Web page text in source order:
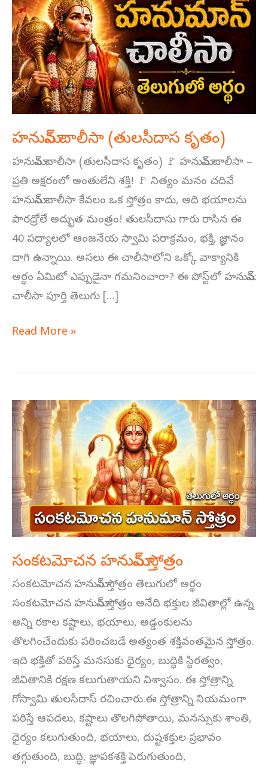
హనుమాన్ చాలీసా (తులసీదాస కృతం)
హనుమాన్ చాలీసా (తులసీదాస కృతం) 🚩 హనుమాన్ చాలీసా –
ప్రతి అక్షరంలో అంతులేని శక్తి! 🚩 నిత్యం మనం చదివే
హనుమాన్ చాలీసా కేవలం ఒక స్తోత్రం కాదు, అది భయాలను
పారద్రోలే అద్భుత మంత్రం! తులసీదాసు గారు రాసిన ఈ
40 పద్యాలలో ఆంజనేయ స్వామి పరాక్రమం, భక్తి, జ్ఞానం
దాగి ఉన్నాయి. అసలు ఈ చాలీసాలోని ఒక్కో వాక్యానికి
అర్థం ఏమిటో ఎప్పుడైనా గమనించారా? ఈ పోస్ట్‌లో హనుమాన్
చాలీసా పూర్తి తెలుగు […]
చాలీసా
(తులసీదాస
కృతం)
Read More »
సంకటమోచన హనుమాన్ స్తోత్రం
సంకటమోచన హనుమాన్ స్తోత్రం తెలుగులో అర్థం
సంకటమోచన హనుమాన్ స్తోత్రం అనేది భక్తుల జీవితాల్లో ఉన్న
అన్ని రకాల కష్టాలు, భయాలు, అడ్డంకులను
తొలగించేందుకు పఠించబడే అత్యంత శక్తివంతమైన స్తోత్రం.
ఇది భక్తితో పఠిస్తే మనసుకు ధైర్యం, బుద్ధికి స్థిరత్వం,
జీవితానికి రక్షణ కలుగుతాయని విశ్వాసం. ఈ స్తోత్రాన్ని
గోస్వామి తులసీదాస్ రచించారు.ఈ స్తోత్రాన్ని నియమంగా
పఠిస్తే ఆపదలు, కష్టాలు తొలగిపోతాయి, మనస్సుకు శాంతి,
ధైర్యం కలుగుతుంది, భయాలు, దుష్టశక్తుల ప్రభావం
తగ్గుతుంది, బుద్ధి, జ్ఞాపకశక్తి పెరుగుతుంది,
సంకటమోచన
హనుమాన్
స్తోత్రం